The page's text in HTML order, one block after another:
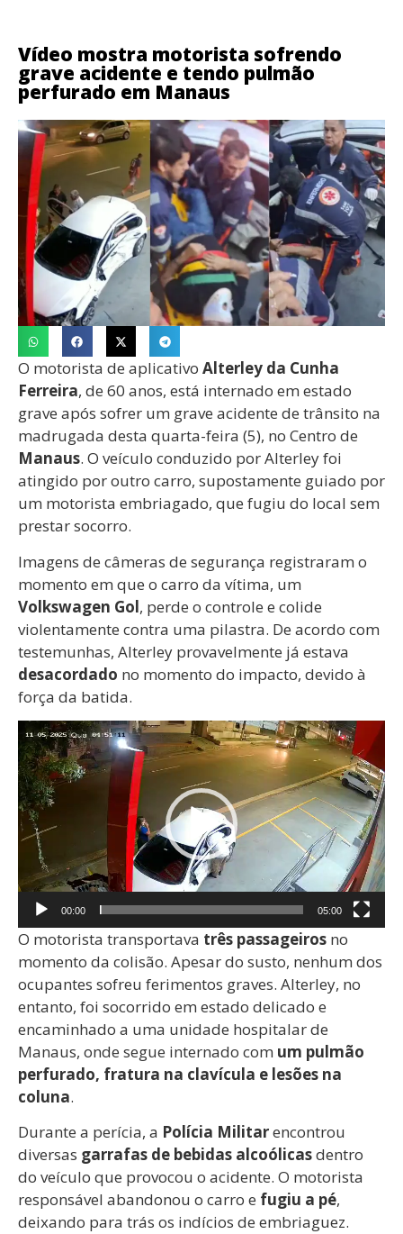
Vídeo mostra motorista sofrendo
grave acidente e tendo pulmão
perfurado em Manaus
O motorista de aplicativo Alterley da Cunha
Ferreira, de 60 anos, está internado em estado
grave após sofrer um grave acidente de trânsito na
madrugada desta quarta-feira (5), no Centro de
Manaus. O veículo conduzido por Alterley foi
atingido por outro carro, supostamente guiado por
um motorista embriagado, que fugiu do local sem
prestar socorro.
Imagens de câmeras de segurança registraram o
momento em que o carro da vítima, um
Volkswagen Gol, perde o controle e colide
violentamente contra uma pilastra. De acordo com
testemunhas, Alterley provavelmente já estava
desacordado no momento do impacto, devido à
força da batida.
Tocador
de
vídeo
00:00 05:00
O motorista transportava três passageiros no
momento da colisão. Apesar do susto, nenhum dos
ocupantes sofreu ferimentos graves. Alterley, no
entanto, foi socorrido em estado delicado e
encaminhado a uma unidade hospitalar de
Manaus, onde segue internado com um pulmão
perfurado, fratura na clavícula e lesões na
coluna.
Durante a perícia, a Polícia Militarencontrou
diversas garrafas de bebidas alcoólicasdentro
do veículo que provocou o acidente. O motorista
responsável abandonou o carro e fugiu a pé,
deixando para trás os indícios de embriaguez.